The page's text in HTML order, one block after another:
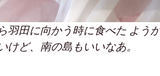
羽田に向かう時に食べた よう
ど、南の島もいいなあ。